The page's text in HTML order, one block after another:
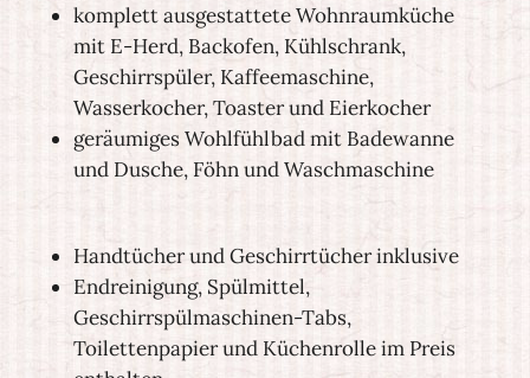
komplett ausgestattete Wohnraumküche
mit E-Herd, Backofen, Kühlschrank,
Geschirrspüler, Kaffeemaschine,
Wasserkocher, Toaster und Eierkocher
geräumiges Wohlfühlbad mit Badewanne
und Dusche, Föhn und Waschmaschine
Handtücher und Geschirrtücher inklusive
Endreinigung, Spülmittel,
Geschirrspülmaschinen-Tabs,
Toilettenpapier und Küchenrolle im Preis